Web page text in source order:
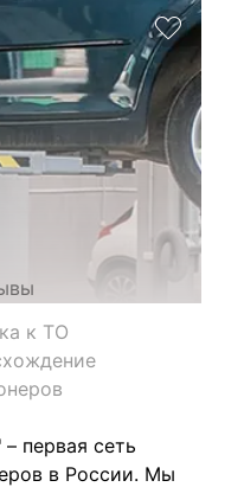
к ТО
– первая сеть
в России. Мы